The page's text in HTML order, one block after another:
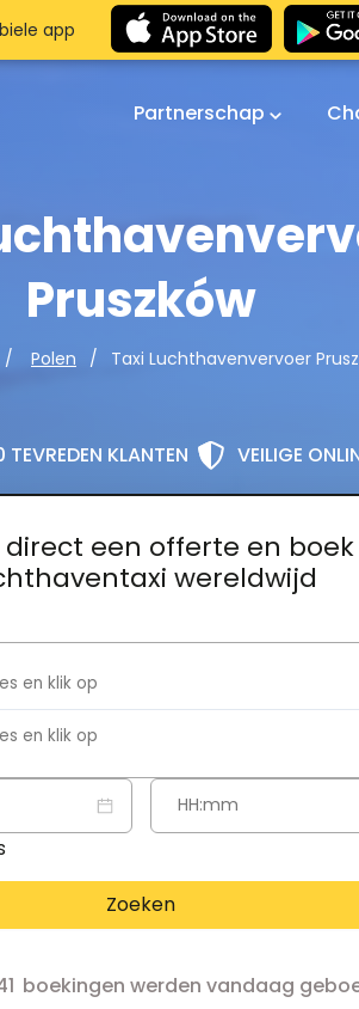
Partnerschap
Pruszków
Polen Taxi Luchthavenvervoer
KLANTEN VEILIGE
een offerte en
wereldwijd
Zoeken
boekingen werden vandaag
app